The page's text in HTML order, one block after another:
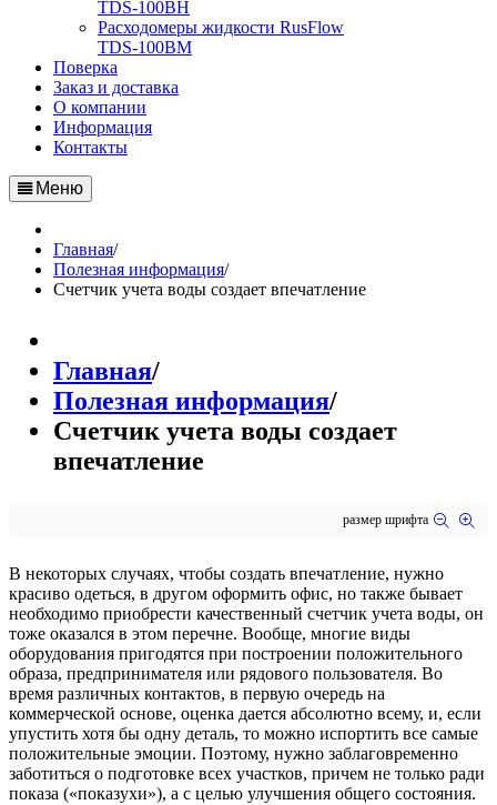
TDS-100BH
Расходомеры жидкости RusFlow
TDS-100BM
Поверка
Заказ и доставка
О компании
Информация
Контакты
Меню
Главная/
Полезная информация/
Счетчик учета воды создает впечатление
Главная/
Полезная информация/
Счетчик учета воды создает
впечатление
размер шрифта
В некоторых случаях, чтобы создать впечатление, нужно
красиво одеться, в другом оформить офис, но также бывает
необходимо приобрести качественный счетчик учета воды, он
тоже оказался в этом перечне. Вообще, многие виды
оборудования пригодятся при построении положительного
образа, предпринимателя или рядового пользователя. Во
время различных контактов, в первую очередь на
коммерческой основе, оценка дается абсолютно всему, и, если
упустить хотя бы одну деталь, то можно испортить все самые
положительные эмоции. Поэтому, нужно заблаговременно
заботиться о подготовке всех участков, причем не только ради
показа («показухи»), а с целью улучшения общего состояния.